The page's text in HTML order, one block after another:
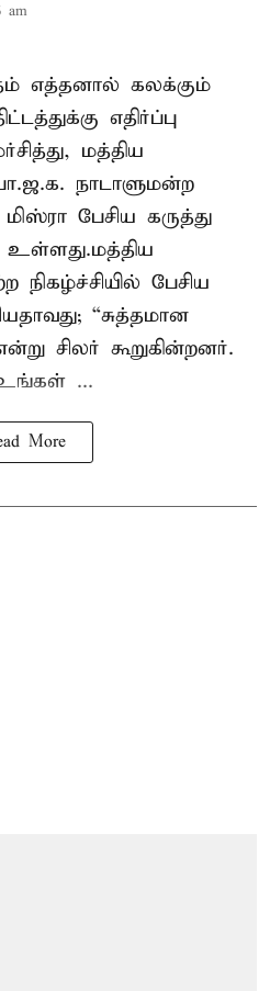
am
எத்தனால் கலக்கும்
எதிர்ப்பு
மத்திய
நாடாளுமன்ற
பேசிய கருத்து
உள்ளது.மத்திய
நிகழ்ச்சியில் பேசிய
“சுத்தமான
சிலர் கூறுகின்றனர்.
...
More